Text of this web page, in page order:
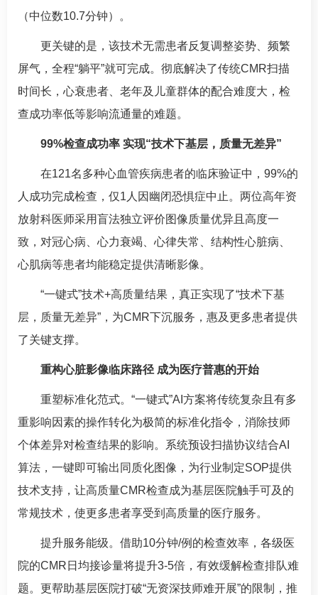
（中位数10.7分钟）。
更关键的是，该技术无需患者反复调整姿势、频繁
屏气，全程“躺平”就可完成。彻底解决了传统CMR扫描
时间长，心衰患者、老年及儿童群体的配合难度大，检
查成功率低等影响流通量的难题。
99%检查成功率 实现“技术下基层，质量无差异”
在121名多种心血管疾病患者的临床验证中，99%的
人成功完成检查，仅1人因幽闭恐惧症中止。两位高年资
放射科医师采用盲法独立评价图像质量优异且高度一
致，对冠心病 、心力衰竭、心律失常、结构性心脏病、
心肌病等患者均能稳定提供清晰影像。
“一键式”技术+高质量结果，真正实现了“技术下基
层，质量无差异”，为CMR下沉服务，惠及更多患者提供
了关键支撑。
重构心脏影像临床路径 成为医疗普惠的开始
重塑标准化范式。“一键式”AI方案将传统复杂且有多
重影响因素的操作转化为极简的标准化指令，消除技师
个体差异对检查结果的影响。系统预设扫描协议结合AI
算法，一键即可输出同质化图像，为行业制定SOP提供
技术支持，让高质量CMR检查成为基层医院触手可及的
常规技术，使更多患者享受到高质量的医疗服务。
提升服务能级。借助10分钟/例的检查效率，各级医
院的CMR日均接诊量将提升3-5倍，有效缓解检查排队难
题。更帮助基层医院打破“无资深技师难开展”的限制，推